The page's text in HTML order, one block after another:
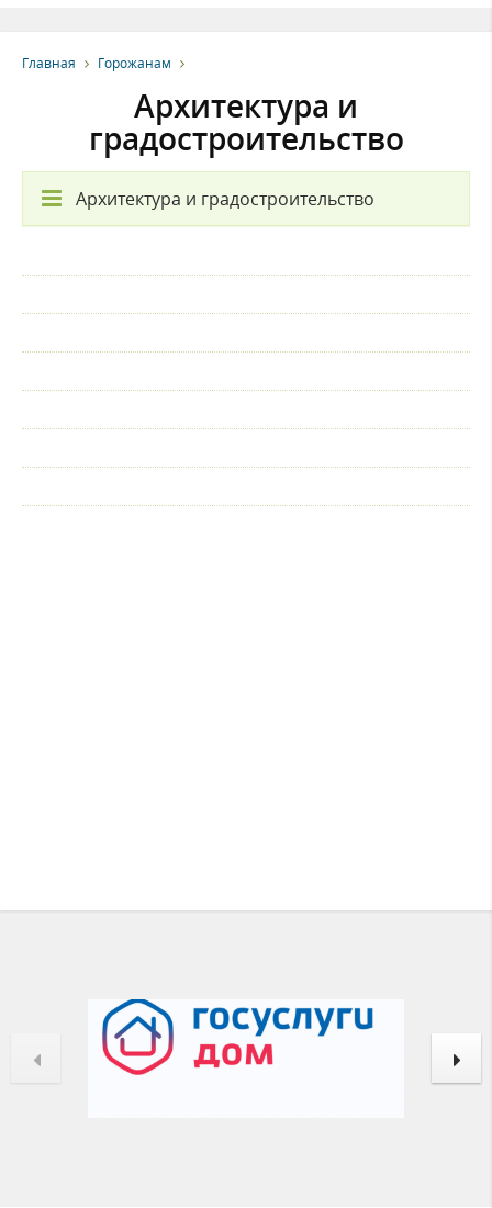
Главная Горожанам
Архитектура и
градостроительство
Архитектура и градостроительство